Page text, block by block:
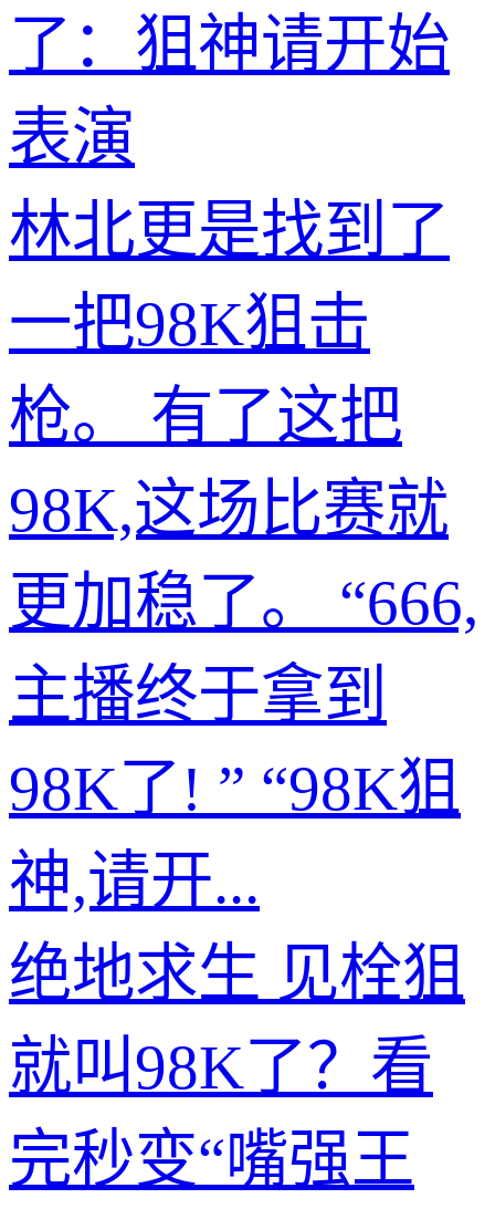
了：狙神请开始
表演
林北更是找到了
一把98K狙击
枪。 有了这把
98K,这场比赛就
更加稳了。 “666,
主播终于拿到
98K了! ” “98K狙
神,请开...
绝地求生 见栓狙
就叫98K了？看
完秒变“嘴强王